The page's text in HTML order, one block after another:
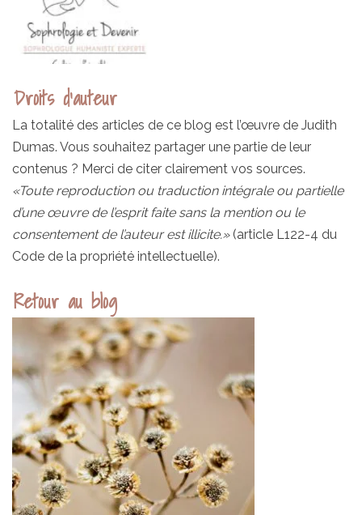
Droits d’auteur
La totalité des articles de ce blog est l’œuvre de Judith
Dumas. Vous souhaitez partager une partie de leur
contenus ? Merci de citer clairement vos sources.
«Toute reproduction ou traduction intégrale ou partielle
d’une œuvre de l’esprit faite sans la mention ou le
consentement de l’auteur est illicite.»(article L122-4 du
Code de la propriété intellectuelle).
Retour au blog